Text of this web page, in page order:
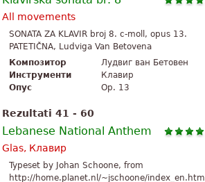
All movements
SONATA ZA KLAVIR broj 8. c-moll, opus 13.
PATETIČNA, Ludviga Van Betovena
Композитор
Лудвиг ван Бетовен
Инструменти
Клавир
Опус
Op. 13
Rezultati 41 - 60
Lebanese National Anthem
Glas, Клавир
Typeset by Johan Schoone, from
http://home.planet.nl/~jschoone/index_en.html